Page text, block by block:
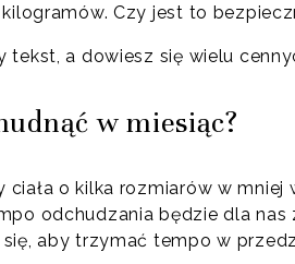
Czy jest to
tekst, a dowiesz się wielu
w miesiąc?
ciała o kilka rozmiarów w
odchudzania będzie dla
aby trzymać tempo w